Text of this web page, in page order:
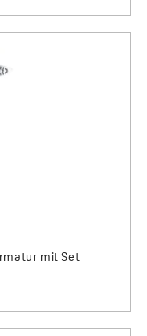
mit Set